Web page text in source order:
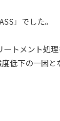
」でした。
ートメント処
低下の一因と